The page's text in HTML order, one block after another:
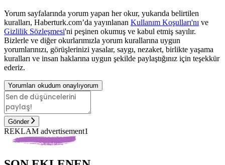
Yorum sayfalarında yorum yapan her okur, yukarıda belirtilen
kuralları, Haberturk.com’da yayınlanan Kullanım Koşulları'nı ve
Gizlilik Sözleşmesi'ni peşinen okumuş ve kabul etmiş sayılır.
Bizlerle ve diğer okurlarımızla yorum kurallarına uygun
yorumlarınızı, görüşlerinizi yasalar, saygı, nezaket, birlikte yaşama
kuralları ve insan haklarına uygun şekilde paylaştığınız için teşekkür
ederiz.
Yorumları okudum onaylıyorum
Gönder
REKLAM advertisement1